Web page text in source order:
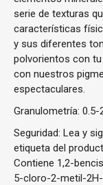
serie de texturas
características
y sus diferentes
polvorientos con
con nuestros
espectaculares.
Granulometría: 0.5-
Seguridad: Lea y
etiqueta del
Contiene 1,2-
5-cloro-2-metil-